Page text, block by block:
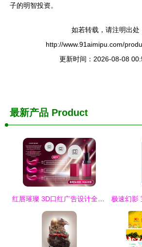
子的明智投资。
如若转载，请注明出处
http://www.91aimipu.com/
更新时间：2026-08-08
最新产品 Product